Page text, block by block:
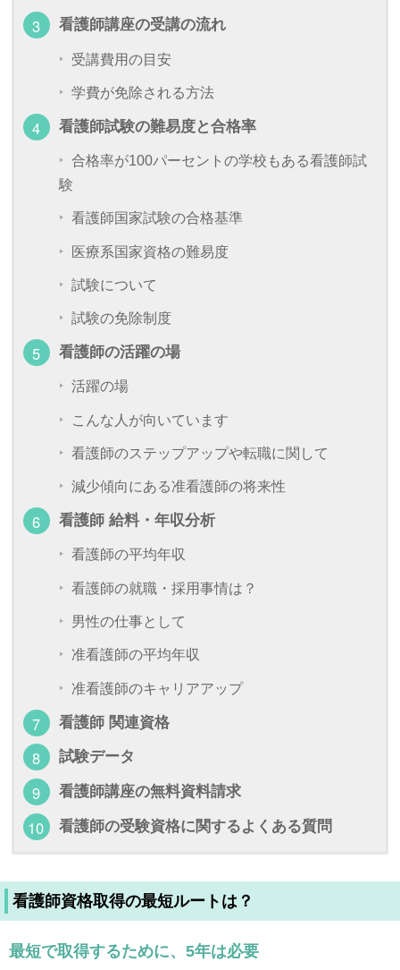
看護師講座の受講の流れ
受講費用の目安
学費が免除される方法
看護師試験の難易度と合格率
合格率が100パーセントの学校もある看護師試
験
看護師国家試験の合格基準
医療系国家資格の難易度
試験について
試験の免除制度
看護師の活躍の場
活躍の場
こんな人が向いています
看護師のステップアップや転職に関して
減少傾向にある准看護師の将来性
看護師 給料・年収分析
看護師の平均年収
看護師の就職・採用事情は？
男性の仕事として
准看護師の平均年収
准看護師のキャリアアップ
看護師 関連資格
試験データ
看護師講座の無料資料請求
看護師の受験資格に関するよくある質問
看護師資格取得の最短ルートは？
最短で取得するために、5年は必要